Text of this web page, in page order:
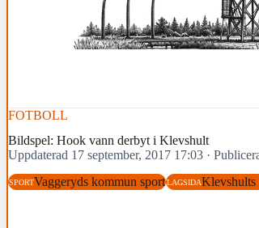
FOTBOLL
Bildspel: Hook vann derbyt i Klevshult
Uppdaterad 17 september, 2017 17:03 ·
SPORTVaggeryds kommun sportLAGSIDA